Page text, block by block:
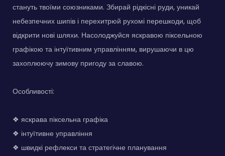
стануть твоїми союзниками. Збирай рідкісні руди, уникай
небезпечних шипів і перехитрюй рухомі перешкоди, щоб
відкрити нові шляхи. Насолоджуйся яскравою піксельною
графікою та інтуїтивним управлінням, вирушаючи в цю
захоплюючу зимову пригоду за славою.
Особливості:
❖ яскрава піксельна графіка
❖ інтуїтивне управління
❖ швидкі рефлекси та стратегічне планування